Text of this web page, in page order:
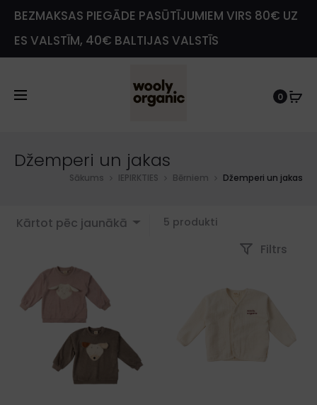
BEZMAKSAS PIEGĀDE PASŪTĪJUMIEM VIRS 80€ UZ
ES VALSTĪM, 40€ BALTIJAS VALSTĪS
0
Džemperi un jakas
Sākums IEPIRKTIES Bērniem Džemperi un jakas
Kārtot pēc jaunākā 5 produkti
by
latest
Filtrs